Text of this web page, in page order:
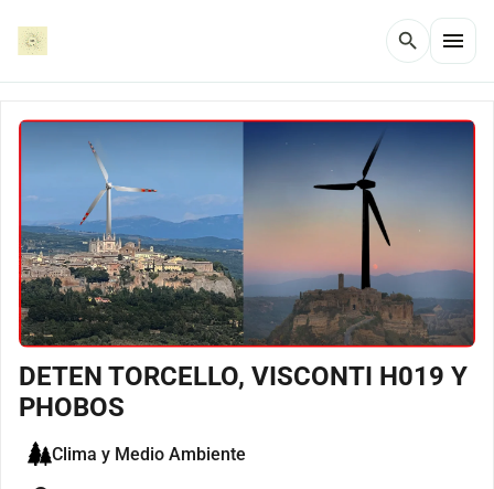
search menu
DETEN TORCELLO, VISCONTI H019 Y
PHOBOS
Clima y Medio Ambiente